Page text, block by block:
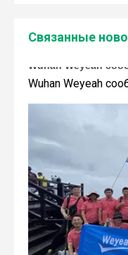
Связанные
Wuhan Weyeah